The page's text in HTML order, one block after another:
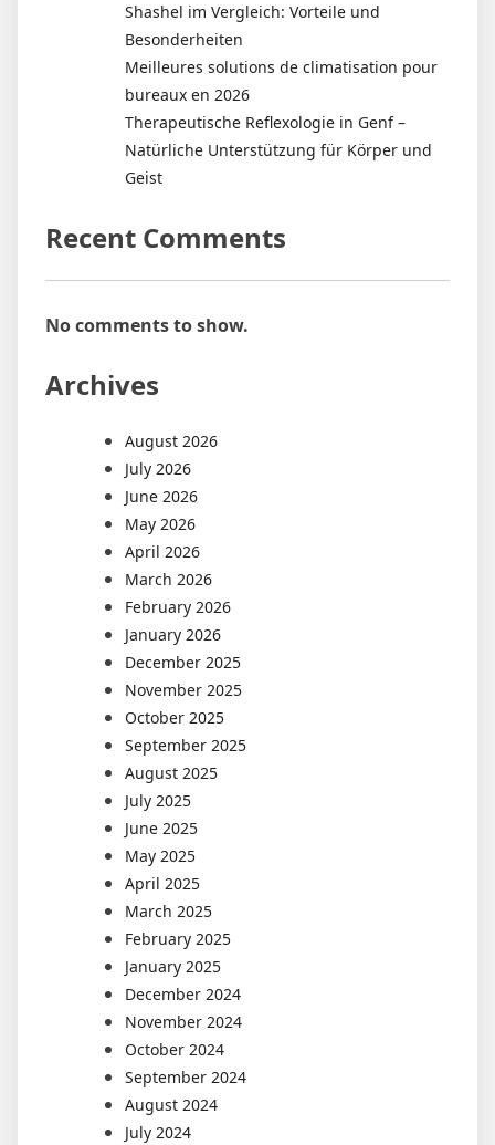
Shashel im Vergleich: Vorteile und
Besonderheiten
Meilleures solutions de climatisation pour
bureaux en 2026
Therapeutische Reflexologie in Genf –
Natürliche Unterstützung für Körper und
Geist
Recent Comments
No comments to show.
Archives
August 2026
July 2026
June 2026
May 2026
April 2026
March 2026
February 2026
January 2026
December 2025
November 2025
October 2025
September 2025
August 2025
July 2025
June 2025
May 2025
April 2025
March 2025
February 2025
January 2025
December 2024
November 2024
October 2024
September 2024
August 2024
July 2024